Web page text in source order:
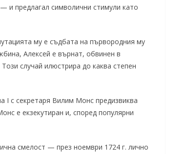
и предлагал символични стимули като
му е съдбата на първородния му
Алексей е върнат, обвинен в
случай илюстрира до каква степен
I с секретаря Вилим Монс предизвиква
е екзекутиран и, според популярни
смелост — през ноември 1724 г. лично